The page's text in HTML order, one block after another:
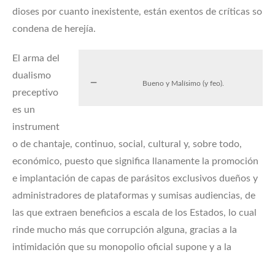
dioses por cuanto inexistente, están exentos de críticas so
condena de herejía.
Bueno y Malísimo (y feo).
El arma del
dualismo
preceptivo
es un
instrument
o de chantaje, continuo, social, cultural y, sobre todo,
económico, puesto que significa llanamente la promoción
e implantación de capas de parásitos exclusivos dueños y
administradores de plataformas y sumisas audiencias, de
las que extraen beneficios a escala de los Estados, lo cual
rinde mucho más que corrupción alguna, gracias a la
intimidación que su monopolio oficial supone y a la